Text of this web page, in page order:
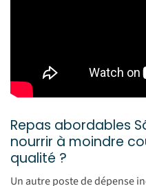
Repas abordables
nourrir à moindre
qualité ?
Un autre poste de dépense